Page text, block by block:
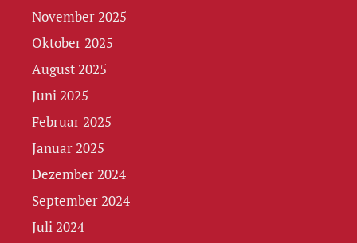
November 2025
Oktober 2025
August 2025
Juni 2025
Februar 2025
Januar 2025
Dezember 2024
September 2024
Juli 2024